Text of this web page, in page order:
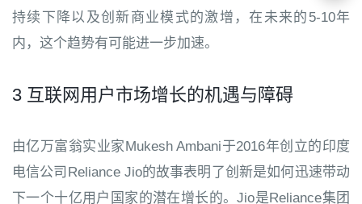
持续下降以及创新商业模式的激增，在未来的5-10年
内，这个趋势有可能进一步加速。
3 互联网用户市场增长的机遇与障碍
由亿万富翁实业家Mukesh Ambani于2016年创立的印度
电信公司Reliance Jio的故事表明了创新是如何迅速带动
下一个十亿用户国家的潜在增长的。Jio是Reliance集团